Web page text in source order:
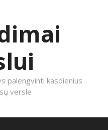
palengvinti kasdienius
versle